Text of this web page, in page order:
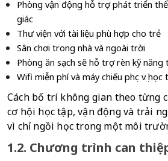
Phòng vận động hỗ trợ phát triển
giác
Thư viện với tài liệu phù hợp cho trẻ
Sân chơi trong nhà và ngoài trời
Phòng ăn sạch sẽ hỗ trợ rèn kỹ năng
Wifi miễn phí và máy chiếu phục vụ học
Cách bố trí không gian theo từng
cơ hội học tập, vận động và trải
vì chỉ ngồi học trong một môi
1.2. Chương trình can